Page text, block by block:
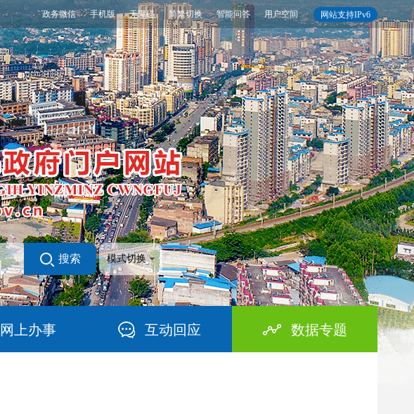
网站支持IPv6
政务微信 手机版 无障碍 简繁切换 智能问答 用户空间
搜索 模式切换
网上办事 互动回应 数据专题